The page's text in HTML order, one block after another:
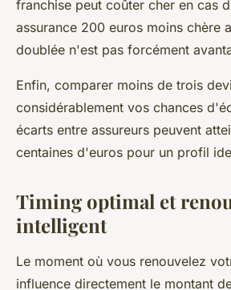
franchise peut coûter cher en cas
assurance 200 euros moins chère
doublée n'est pas forcément
Enfin, comparer moins de trois
considérablement vos chances
écarts entre assureurs peuvent
centaines d'euros pour un profil
Timing optimal et
intelligent
Le moment où vous renouvelez
influence directement le montant